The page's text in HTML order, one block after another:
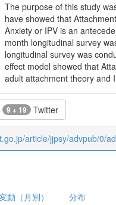
The purpose of this study
have showed that
Anxiety or IPV is an
month longitudinal survey
longitudinal survey was
effect model showed that
adult attachment theory and
9 + 19 Twitter
article/jjpsy/advpub/0/
動（月別） 分布